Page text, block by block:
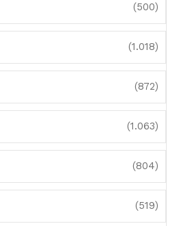
(500)
(1.018)
(872)
(1.063)
(804)
(519)